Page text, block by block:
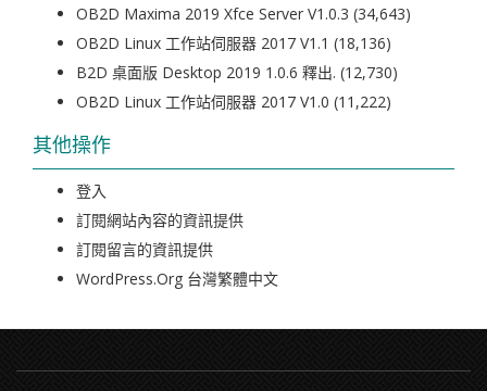
OB2D Maxima 2019 Xfce Server V1.0.3 (34,643)
OB2D Linux 工作站伺服器 2017 V1.1 (18,136)
B2D 桌面版 Desktop 2019 1.0.6 釋出. (12,730)
OB2D Linux 工作站伺服器 2017 V1.0 (11,222)
其他操作
登入
訂閱網站內容的資訊提供
訂閱留言的資訊提供
WordPress.org 台灣繁體中文